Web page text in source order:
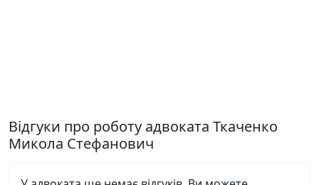
Відгуки про роботу адвоката Ткаченко
Микола Стефанович